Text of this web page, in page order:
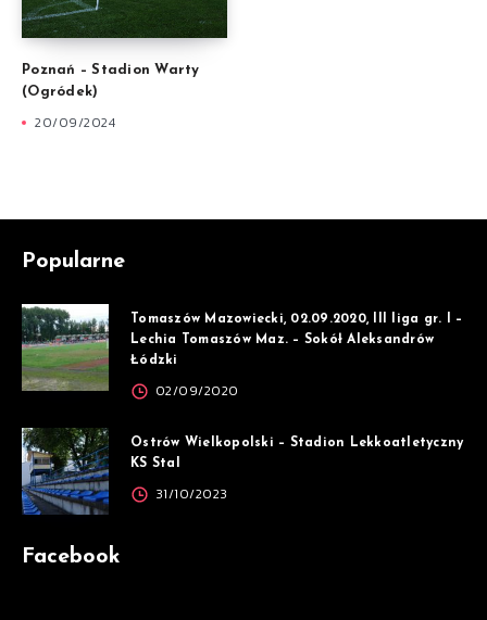
Poznań – Stadion Warty
(Ogródek)
20/09/2024
Popularne
Tomaszów Mazowiecki, 02.09.2020, III liga gr. I –
Lechia Tomaszów Maz. – Sokół Aleksandrów
Łódzki
02/09/2020
Ostrów Wielkopolski – Stadion Lekkoatletyczny
KS Stal
31/10/2023
Facebook